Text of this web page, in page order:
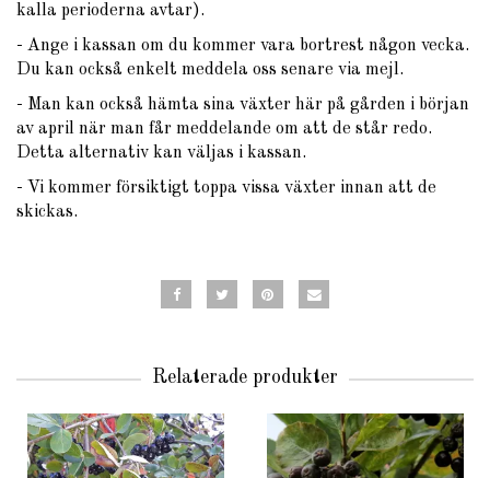
kalla perioderna avtar).
- Ange i kassan om du kommer vara bortrest någon vecka.
Du kan också enkelt meddela oss senare via mejl.
- Man kan också hämta sina växter här på gården i början
av april när man får meddelande om att de står redo.
Detta alternativ kan väljas i kassan.
- Vi kommer försiktigt toppa vissa växter innan att de
skickas.
Relaterade produkter